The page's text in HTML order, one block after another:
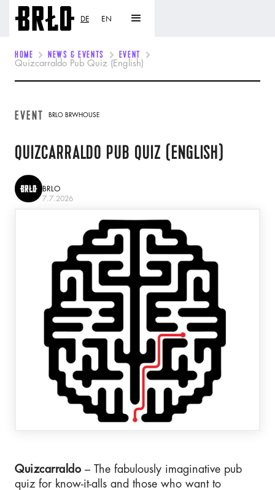
DE EN
HOME NEWS & EVENTS EVENT
Quizcarraldo Pub Quiz (English)
EVENT BRLO BRWHOUSE
QUIZCARRALDO PUB QUIZ (ENGLISH)
BRLO
7.7.2026
Quizcarraldo – The fabulously imaginative pub
quiz for know-it-alls and those who want to